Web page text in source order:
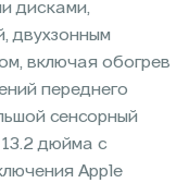
дисками,
двухзонным
включая обогрев
переднего
сенсорный
дюйма с
Apple